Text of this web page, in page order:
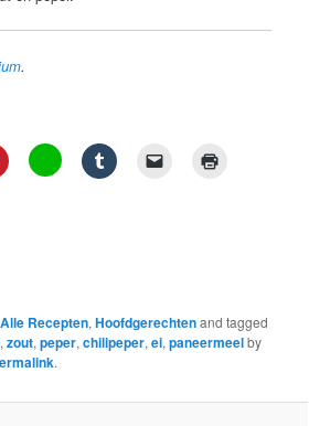
.
Alle Recepten,Hoofdgerechtenand tagged
,zout,peper,chilipeper,ei,paneermeelby
.